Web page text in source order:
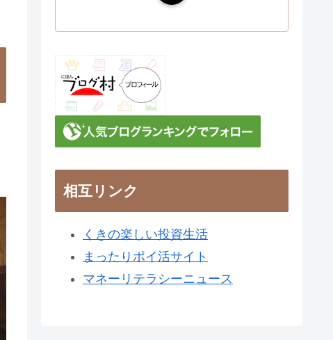
相互リンク
くきの楽しい投資生活
まったりポイ活サイト
マネーリテラシーニュース